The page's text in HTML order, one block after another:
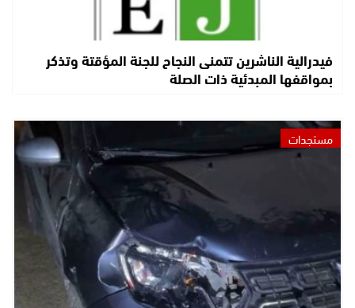
فيدرالية الناشرين تتمنى النجاح للجنة المؤقتة وتذكر
بمواقفها المبدئية ذات الصلة
مستجدات